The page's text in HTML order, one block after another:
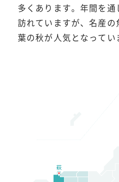
多くあります。年間を
訪れていますが、名産
葉の秋が人気となってい